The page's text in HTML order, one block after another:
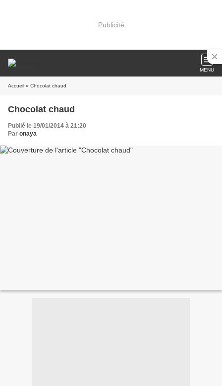
Publicité
MENU
Accueil » Chocolat chaud
Chocolat chaud
Publié le 19/01/2014 à 21:20
Par onaya